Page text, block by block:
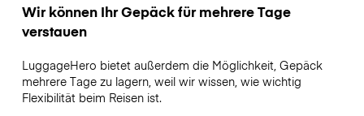
Wir können Ihr Gepäck für mehrere Tage
verstauen
LuggageHero bietet außerdem die Möglichkeit, Gepäck
mehrere Tage zu lagern, weil wir wissen, wie wichtig
Flexibilität beim Reisen ist.